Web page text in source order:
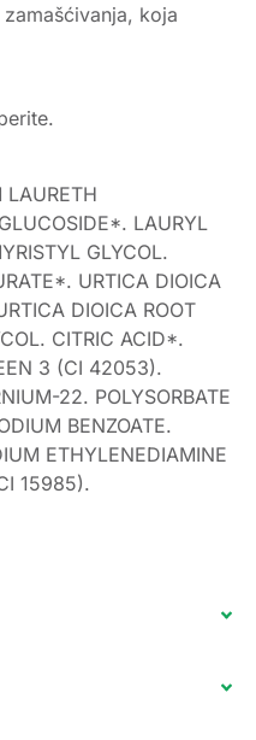
koja
LAURYL
GLYCOL.
URTICA DIOICA
DIOICA ROOT
CITRIC ACID*.
3 (CI 42053).
22. POLYSORBATE
BENZOATE.
ETHYLENEDIAMINE
15985).